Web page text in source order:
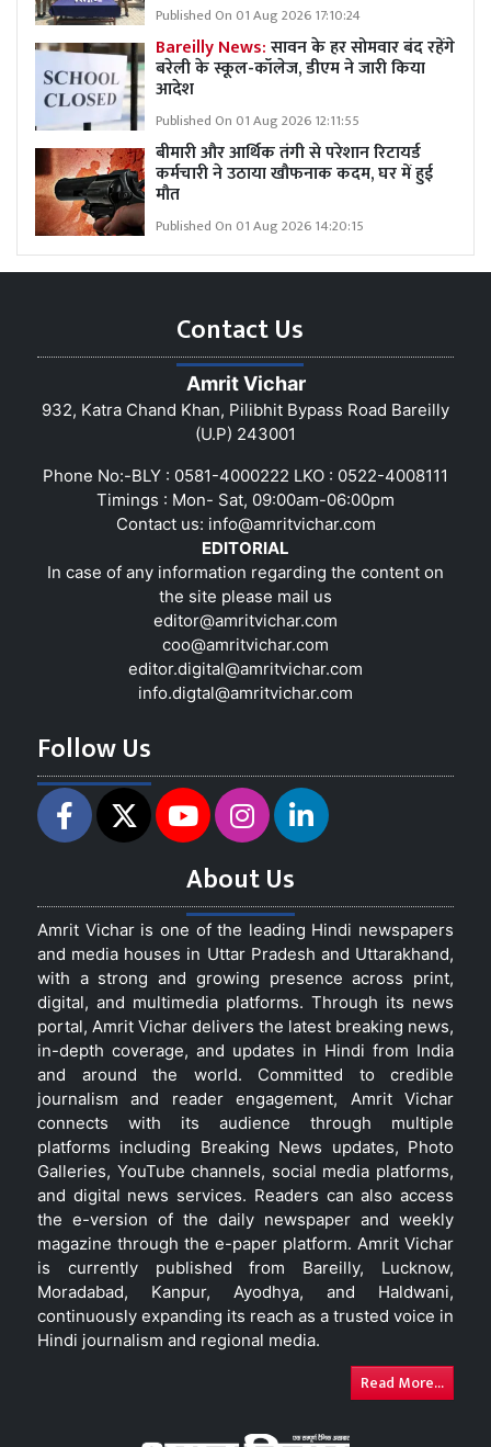
Published On 01 Aug 2026 17:10:24
Bareilly News:सावन के हर सोमवार बंद रहेंगे
बरेली के स्कूल-कॉलेज, डीएम ने जारी किया
आदेश
Published On 01 Aug 2026 12:11:55
बीमारी और आर्थिक तंगी से परेशान रिटायर्ड
कर्मचारी ने उठाया खौफनाक कदम, घर में हुई
मौत
Published On 01 Aug 2026 14:20:15
Contact Us
Amrit Vichar
932, Katra Chand Khan, Pilibhit Bypass Road Bareilly
(U.P) 243001
Phone No:-BLY : 0581-4000222 LKO : 0522-4008111
Timings : Mon- Sat, 09:00am-06:00pm
Contact us: info@amritvichar.com
EDITORIAL
In case of any information regarding the content on
the site please mail us
editor@amritvichar.com
coo@amritvichar.com
editor.digital@amritvichar.com
info.digtal@amritvichar.com
Follow Us
About Us
Amrit Vichar is one of the leading Hindi newspapers
and media houses in Uttar Pradesh and Uttarakhand,
with a strong and growing presence across print,
digital, and multimedia platforms. Through its news
portal, Amrit Vichar delivers the latest breaking news,
in-depth coverage, and updates in Hindi from India
and around the world. Committed to credible
journalism and reader engagement, Amrit Vichar
connects with its audience through multiple
platforms including Breaking News updates, Photo
Galleries, YouTube channels, social media platforms,
and digital news services. Readers can also access
the e-version of the daily newspaper and weekly
magazine through the e-paper platform. Amrit Vichar
is currently published from Bareilly, Lucknow,
Moradabad, Kanpur, Ayodhya, and Haldwani,
continuously expanding its reach as a trusted voice in
Hindi journalism and regional media.
Read More...